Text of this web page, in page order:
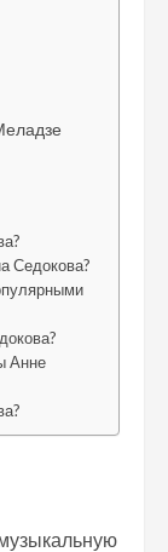
Седокова?
Анне